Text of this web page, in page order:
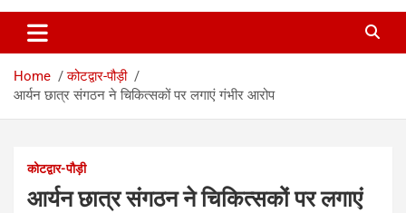
Home
कोटद्वार-पौड़ी
आर्यन छात्र संगठन ने चिकित्सकों पर लगाएं गंभीर आरोप
कोटद्वार-पौड़ी
आर्यन छात्र संगठन ने चिकित्सकों पर लगाएं